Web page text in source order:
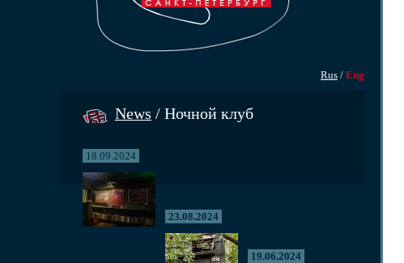
Rus / Eng
News / Ночной клуб
18.09.2024
23.08.2024
19.06.2024